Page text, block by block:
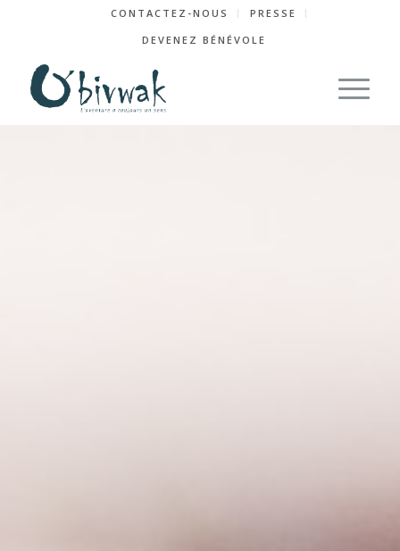
CONTACTEZ-NOUS
PRESSE
DEVENEZ BÉNÉVOLE